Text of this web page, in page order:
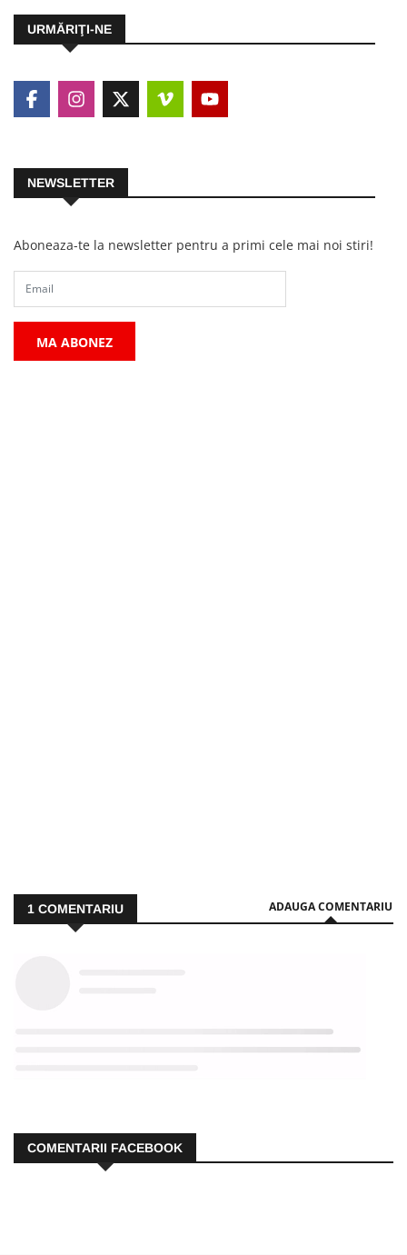
URMĂRIŢI-NE
NEWSLETTER
Aboneaza-te la newsletter pentru a primi cele mai noi stiri!
MA ABONEZ
1 COMENTARIU ADAUGA COMENTARIU
COMENTARII FACEBOOK